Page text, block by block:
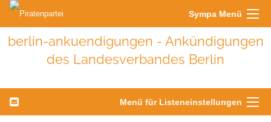
Sympa Menü
berlin-ankuendigungen - Ankündigungen
des Landesverbandes Berlin
Menü für Listeneinstellungen